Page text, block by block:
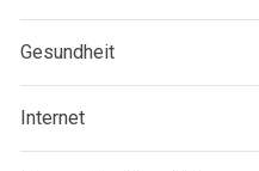
Gesundheit
Internet